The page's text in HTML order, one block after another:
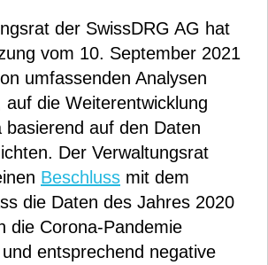
der SwissDRG AG hat
vom 10. September 2021
umfassenden Analysen
auf die Weiterentwicklung
basierend auf den Daten
Der Verwaltungsrat
Beschluss mit dem
die Daten des Jahres 2020
die Corona-Pandemie
entsprechend negative